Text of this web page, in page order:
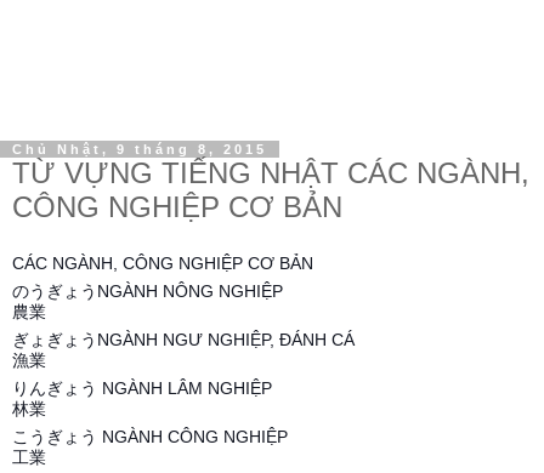
Chủ Nhật, 9 tháng 8, 2015
TỪ VỰNG TIẾNG NHẬT CÁC NGÀNH,
CÔNG NGHIỆP CƠ BẢN
CÁC NGÀNH, CÔNG NGHIỆP CƠ BẢN
のうぎょうNGÀNH NÔNG NGHIỆP
農業
ぎょぎょうNGÀNH NGƯ NGHIỆP, ĐÁNH CÁ
漁業
りんぎょう NGÀNH LÂM NGHIỆP
林業
こうぎょう NGÀNH CÔNG NGHIỆP
工業